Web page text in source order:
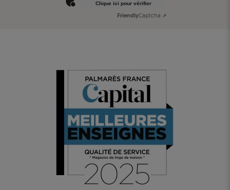
Clique ici pour vérifier
FriendlyCaptcha ⇗